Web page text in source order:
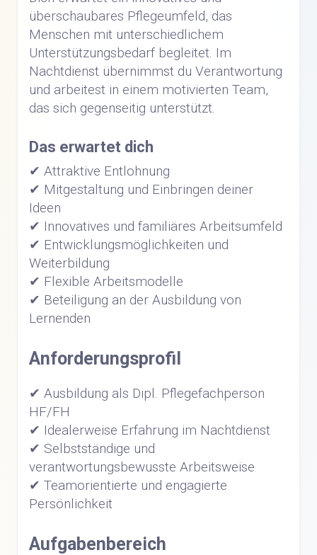
überschaubares Pflegeumfeld, das
Menschen mit unterschiedlichem
Unterstützungsbedarf begleitet. Im
Nachtdienst übernimmst du Verantwortung
und arbeitest in einem motivierten Team,
das sich gegenseitig unterstützt.
Das erwartet dich
✔ Attraktive Entlohnung
✔ Mitgestaltung und Einbringen deiner
Ideen
✔ Innovatives und familiäres Arbeitsumfeld
✔ Entwicklungsmöglichkeiten und
Weiterbildung
✔ Flexible Arbeitsmodelle
✔ Beteiligung an der Ausbildung von
Lernenden
Anforderungsprofil
✔ Ausbildung als Dipl. Pflegefachperson
HF/FH
✔ Idealerweise Erfahrung im Nachtdienst
✔ Selbstständige und
verantwortungsbewusste Arbeitsweise
✔ Teamorientierte und engagierte
Persönlichkeit
Aufgabenbereich